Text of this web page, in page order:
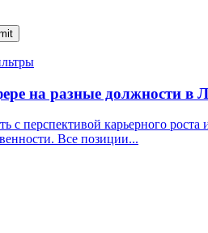
на разные должности в
с перспективой карьерного
Все позиции...